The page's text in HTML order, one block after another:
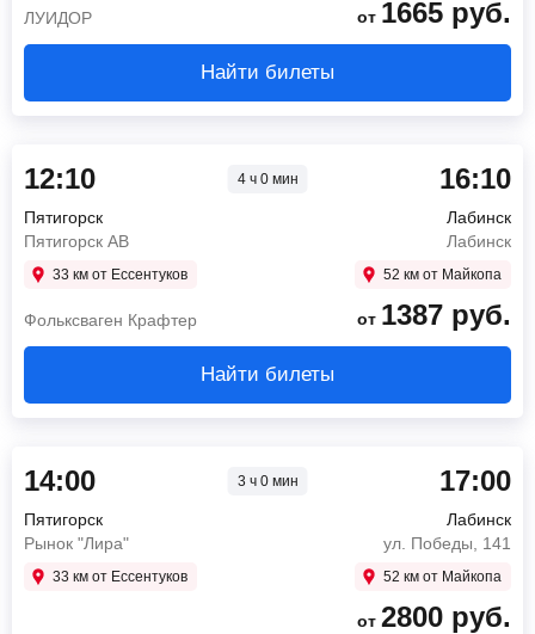
ЛУИДОР от 1665 руб.
Найти билеты
12:10 4 ч 0 мин
Пятигорск
Пятигорск АВ
33 км от Ессентуков
16:10
Лабинск
Лабинск
52 км от Майкопа
Фольксваген Крафтер от 1387 руб.
Найти билеты
14:00 3 ч 0 мин
Пятигорск
Рынок "Лира"
33 км от Ессентуков
17:00
Лабинск
ул. Победы, 141
52 км от Майкопа
от 2800 руб.